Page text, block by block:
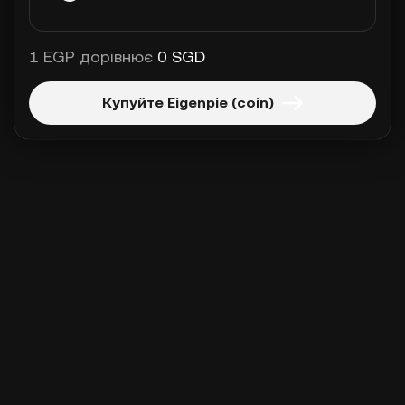
1 EGP дорівнює 0 SGD
Купуйте Eigenpie (coin)